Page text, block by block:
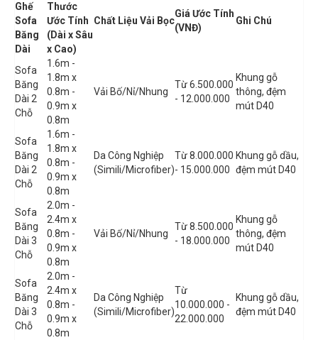
Ghế
Sofa
Băng
Dài
Thước
Ước Tính
(Dài x Sâu
x Cao)
Chất Liệu Vải Bọc
Giá Ước Tính
(VNĐ)
Ghi Chú
Sofa
Băng
Dài 2
Chỗ
1.6m -
1.8m x
0.8m -
0.9m x
0.8m
Vải Bố/Nỉ/Nhung
Từ 6.500.000
- 12.000.000
Khung gỗ
thông, đệm
mút D40
Sofa
Băng
Dài 2
Chỗ
1.6m -
1.8m x
0.8m -
0.9m x
0.8m
Da Công Nghiệp
(Simili/Microfiber)
Từ 8.000.000
- 15.000.000
Khung gỗ dầu,
đệm mút D40
Sofa
Băng
Dài 3
Chỗ
2.0m -
2.4m x
0.8m -
0.9m x
0.8m
Vải Bố/Nỉ/Nhung
Từ 8.500.000
- 18.000.000
Khung gỗ
thông, đệm
mút D40
Sofa
Băng
Dài 3
Chỗ
2.0m -
2.4m x
0.8m -
0.9m x
0.8m
Da Công Nghiệp
(Simili/Microfiber)
Từ
10.000.000 -
22.000.000
Khung gỗ dầu,
đệm mút D40